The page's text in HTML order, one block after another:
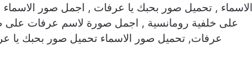
الاسماء , تحميل صور بحبك يا عرفات , اجمل صور
على خلفية رومانسية , اجمل صورة لاسم عرفات على
عرفات, تحميل صور الاسماء تحميل صور بحبك يا